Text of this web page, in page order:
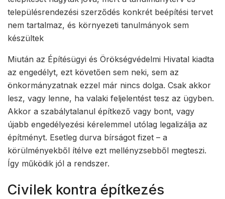
településrendezési szerződés konkrét beépítési tervet
nem tartalmaz, és környezeti tanulmányok sem
készültek
Miután az Építésügyi és Örökségvédelmi Hivatal kiadta
az engedélyt, ezt követően sem neki, sem az
önkormányzatnak ezzel már nincs dolga. Csak akkor
lesz, vagy lenne, ha valaki feljelentést tesz az ügyben.
Akkor a szabálytalanul építkező vagy bont, vagy
újabb engedélyezési kérelemmel utólag legalizálja az
építményt. Esetleg durva bírságot fizet – a
körülményekből ítélve ezt mellényzsebből megteszi.
Így működik jól a rendszer.
Civilek kontra építkezés